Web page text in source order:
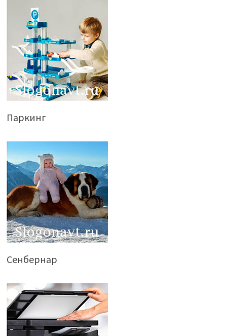
Паркинг
Сенбернар